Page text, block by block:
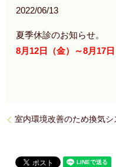
2022/06/13
夏季休診のお知らせ。
8月12日（金）～8月17
室内環境改善のため換気シ